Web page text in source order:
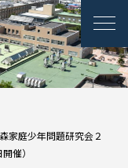
森家庭少年問題研究会２
催）